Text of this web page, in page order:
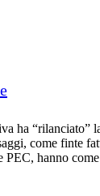
ha
come finte
hanno